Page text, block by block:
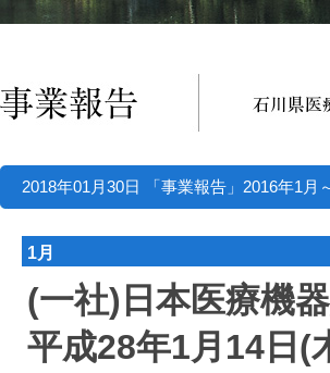
2018年01月30日 「事業報告」2016年1
1月
(一社)日本医療
平成28年1月14日